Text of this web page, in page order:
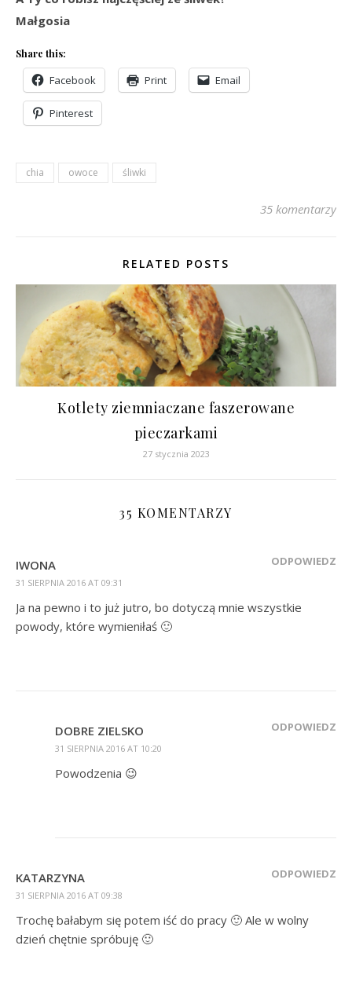
Małgosia
Share this:
Facebook Print Email
Pinterest
chia owoce śliwki
35 komentarzy
RELATED POSTS
Kotlety ziemniaczane faszerowane
pieczarkami
27 stycznia 2023
35 KOMENTARZY
IWONA
31 SIERPNIA 2016 AT 09:31
ODPOWIEDZ
Ja na pewno i to już jutro, bo dotyczą mnie wszystkie
powody, które wymieniłaś 🙂
DOBRE ZIELSKO
31 SIERPNIA 2016 AT 10:20
ODPOWIEDZ
Powodzenia 😉
KATARZYNA
31 SIERPNIA 2016 AT 09:38
ODPOWIEDZ
Trochę bałabym się potem iść do pracy 🙂 Ale w wolny
dzień chętnie spróbuję 🙂